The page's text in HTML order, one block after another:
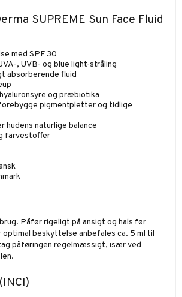
SUPREME Sun Face Fluid
med SPF 30
, UVB- og blue light-stråling
absorberende fluid
og præbiotika
pigmentpletter og tidlige
hudens naturlige balance
farvestoffer
Påfør rigeligt på ansigt og hals før
optimal beskyttelse anbefales ca. 5 ml til
påføringen regelmæssigt, især ved